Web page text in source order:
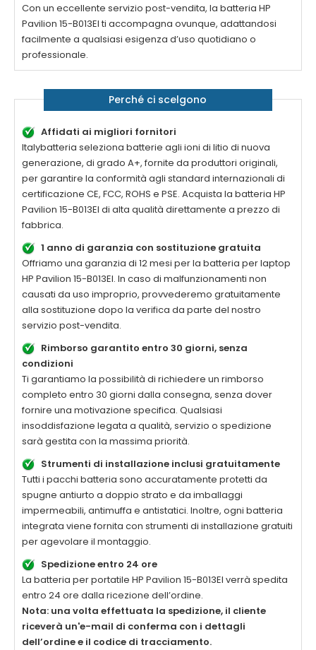
Con un eccellente servizio post-vendita, la batteria HP
Pavilion 15-B013EI ti accompagna ovunque, adattandosi
facilmente a qualsiasi esigenza d’uso quotidiano o
professionale.
Perché ci scelgono
Affidati ai migliori fornitori
Italybatteria seleziona batterie agli ioni di litio di nuova
generazione, di grado A+, fornite da produttori originali,
per garantire la conformità agli standard internazionali di
certificazione CE, FCC, ROHS e PSE. Acquista la batteria HP
Pavilion 15-B013EI di alta qualità direttamente a prezzo di
fabbrica.
1 anno di garanzia con sostituzione gratuita
Offriamo una garanzia di 12 mesi per la batteria per laptop
HP Pavilion 15-B013EI. In caso di malfunzionamenti non
causati da uso improprio, provvederemo gratuitamente
alla sostituzione dopo la verifica da parte del nostro
servizio post-vendita.
Rimborso garantito entro 30 giorni, senza
condizioni
Ti garantiamo la possibilità di richiedere un rimborso
completo entro 30 giorni dalla consegna, senza dover
fornire una motivazione specifica. Qualsiasi
insoddisfazione legata a qualità, servizio o spedizione
sarà gestita con la massima priorità.
Strumenti di installazione inclusi gratuitamente
Tutti i pacchi batteria sono accuratamente protetti da
spugne antiurto a doppio strato e da imballaggi
impermeabili, antimuffa e antistatici. Inoltre, ogni batteria
integrata viene fornita con strumenti di installazione gratuiti
per agevolare il montaggio.
Spedizione entro 24 ore
La batteria per portatile HP Pavilion 15-B013EI verrà spedita
entro 24 ore dalla ricezione dell’ordine.
Nota: una volta effettuata la spedizione, il cliente
riceverà un'e-mail di conferma con i dettagli
dell’ordine e il codice di tracciamento.